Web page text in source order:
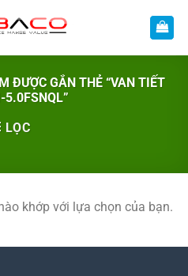
ĐƯỢC GẮN THẺ “VAN TIẾT
5.0FSNQL”
LỌC
khớp với lựa chọn của bạn.